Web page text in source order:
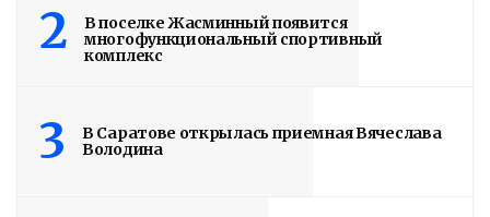
2
В поселке Жасминный появится
многофункциональный спортивный
комплекс
3
В Саратове открылась приемная Вячеслава
Володина